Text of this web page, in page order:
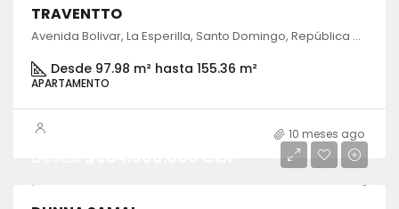
TRAVENTTO
Avenida Bolivar, La Esperilla, Santo Domingo, República Dominicana
Desde 97.98 m² hasta 155.36 m²
APARTAMENTO
10 meses ago